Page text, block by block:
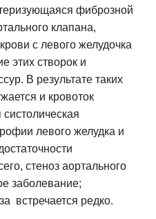
фиброзной
клапана,
с левого желудочка
этих створок и
В результате таких
и кровоток
левого желудка и
стеноз аортального
заболевание;
встречается редко.